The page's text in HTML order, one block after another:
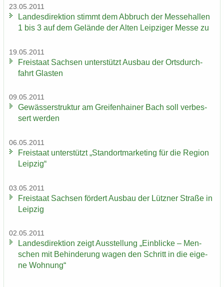
23.05.2011
Lan­des­di­rek­ti­on stimmt dem Ab­bruch der Mes­se­hal­len
1 bis 3 auf dem Ge­län­de der Alten Leip­zi­ger Messe zu
19.05.2011
Frei­staat Sach­sen un­ter­stützt Aus­bau der Orts­durch­
fahrt Glas­ten
09.05.2011
Ge­wäs­ser­struk­tur am Grei­fen­hai­ner Bach soll ver­bes­
sert wer­den
06.05.2011
Frei­staat un­ter­stützt „Stand­ort­mar­ke­ting für die Re­gi­on
Leip­zig“
03.05.2011
Frei­staat Sach­sen för­dert Aus­bau der Lütz­ner Stra­ße in
Leip­zig
02.05.2011
Lan­des­di­rek­ti­on zeigt Aus­stel­lung „Ein­bli­cke – Men­
schen mit Be­hin­de­rung wagen den Schritt in die ei­ge­
ne Woh­nung“